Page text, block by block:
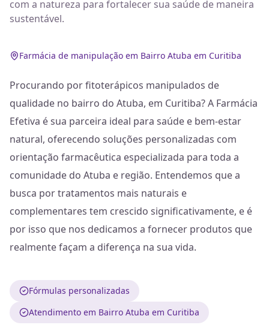
com a natureza para fortalecer sua saúde de maneira
sustentável.
Farmácia de manipulação em Bairro Atuba em Curitiba
Procurando por fitoterápicos manipulados de
qualidade no bairro do Atuba, em Curitiba? A Farmácia
Efetiva é sua parceira ideal para saúde e bem-estar
natural, oferecendo soluções personalizadas com
orientação farmacêutica especializada para toda a
comunidade do Atuba e região. Entendemos que a
busca por tratamentos mais naturais e
complementares tem crescido significativamente, e é
por isso que nos dedicamos a fornecer produtos que
realmente façam a diferença na sua vida.
Fórmulas personalizadas
Atendimento em Bairro Atuba em Curitiba